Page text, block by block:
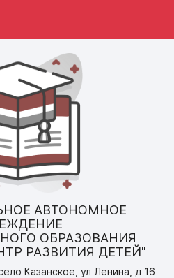
АВТОНОМНОЕ
ОБРАЗОВАНИЯ
РАЗВИТИЯ ДЕТЕЙ"
Казанское, ул Ленина, д 16